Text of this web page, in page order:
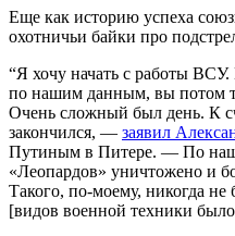
Еще как историю успеха
охотничьи байки про
“Я хочу начать с работы
по нашим данным, вы потом
Очень сложный был день. К
закончился, — заявил
Путиным в Питере. — По
«Леопардов» уничтожено и
Такого, по-моему, никогда
[видов военной техники